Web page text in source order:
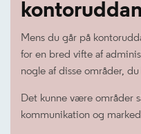
Mens du går på
for en bred vifte af
nogle af disse områder,
Det kunne være områder
kommunikation og